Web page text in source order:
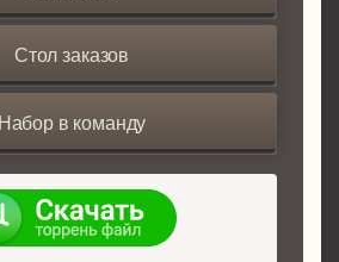
Стол заказов
Набор в команду